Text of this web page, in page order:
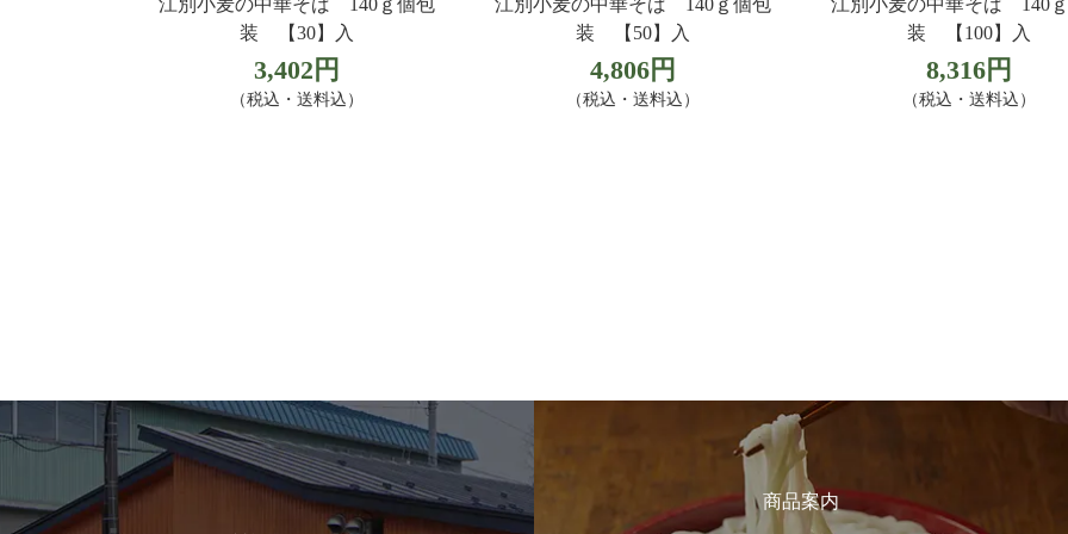
装 【30】入
3,402円
（税込・送料込）
装 【50】入
4,806円
（税込・送料込）
装 【100】入
8,316円
（税込・送料込）
商品案内